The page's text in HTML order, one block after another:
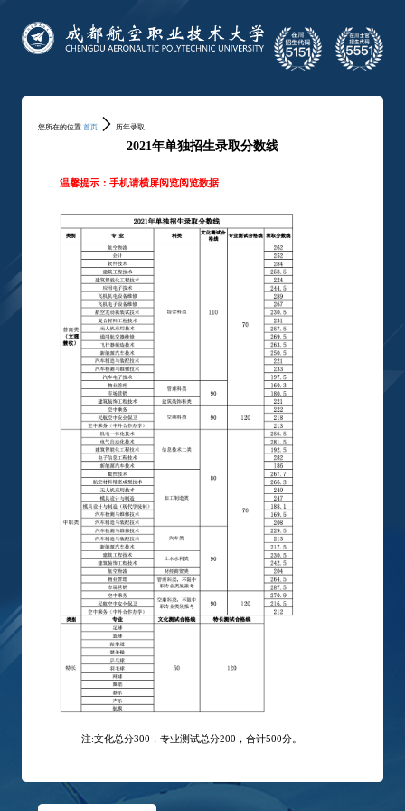
您所在的位置 首页 历年录取
2021年单独招生录取分数线
温馨提示：手机请横屏阅览阅览数据
注:文化总分300，专业测试总分200，合计500分。